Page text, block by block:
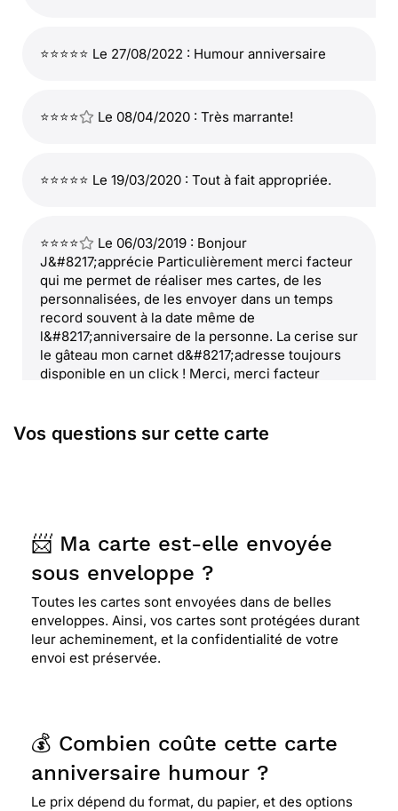
⭐⭐⭐⭐⭐ Le 27/08/2022 : Humour anniversaire
⭐⭐⭐⭐ Le 08/04/2020 : Très marrante!
⭐⭐⭐⭐⭐ Le 19/03/2020 : Tout à fait appropriée.
⭐⭐⭐⭐
Le 06/03/2019 : Bonjour
J&#8217;apprécie Particulièrement merci facteur
qui me permet de réaliser mes cartes, de les
personnalisées, de les envoyer dans un temps
record souvent à la date même de
l&#8217;anniversaire de la personne. La cerise sur
le gâteau mon carnet d&#8217;adresse toujours
disponible en un click ! Merci, merci facteur
⭐⭐⭐⭐ Le 10/07/2018 : Marrant
Vos questions sur cette carte
📨 Ma carte est-elle envoyée
sous enveloppe ?
Toutes les cartes sont envoyées dans de belles
enveloppes. Ainsi, vos cartes sont protégées durant
leur acheminement, et la confidentialité de votre
envoi est préservée.
💰 Combien coûte cette carte
anniversaire humour ?
Le prix dépend du format, du papier, et des options